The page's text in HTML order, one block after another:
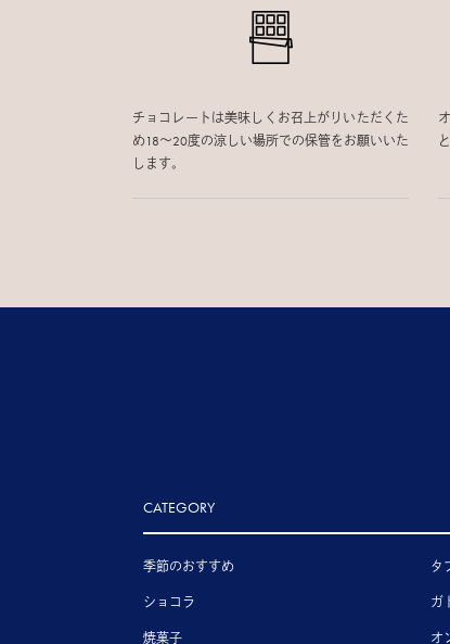
チョコレートは美味しくお召上がりいただくた
め18〜20度の涼しい場所での保管をお願いいた
します。
CATEGORY
季節のおすすめ
ショコラ
焼菓子
タ
ガ
オ